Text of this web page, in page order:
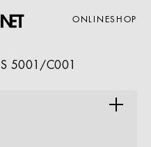
ONLINESHOP
S 5001/C001